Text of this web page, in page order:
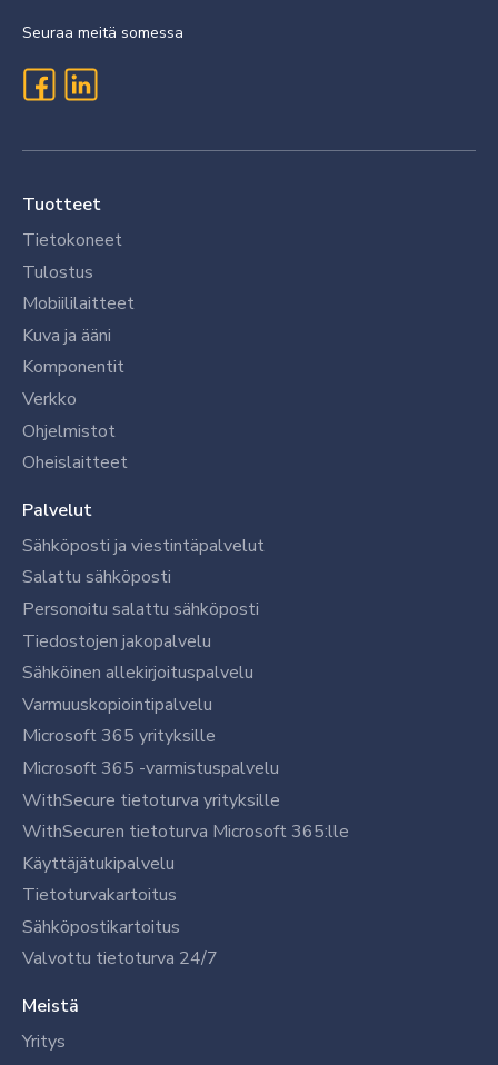
Seuraa meitä somessa
Tuotteet
Tietokoneet
Tulostus
Mobiililaitteet
Kuva ja ääni
Komponentit
Verkko
Ohjelmistot
Oheislaitteet
Palvelut
Sähköposti ja viestintäpalvelut
Salattu sähköposti
Personoitu salattu sähköposti
Tiedostojen jakopalvelu
Sähköinen allekirjoituspalvelu
Varmuuskopiointipalvelu
Microsoft 365 yrityksille
Microsoft 365 -varmistuspalvelu
WithSecure tietoturva yrityksille
WithSecuren tietoturva Microsoft 365:lle
Käyttäjätukipalvelu
Tietoturvakartoitus
Sähköpostikartoitus
Valvottu tietoturva 24/7
Meistä
Yritys